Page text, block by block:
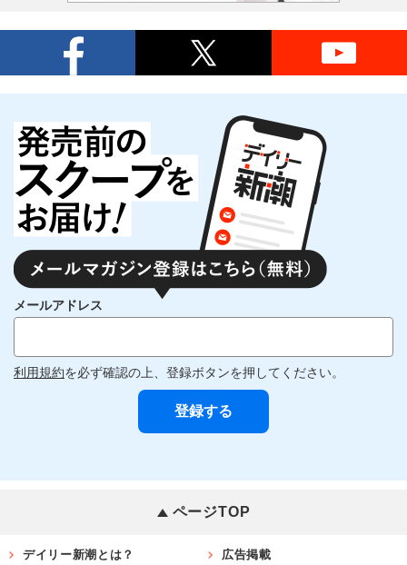
メールアドレス
利用規約を必ず確認の上、登録ボタンを押してください。
ページTOP
デイリー新潮とは？ 広告掲載